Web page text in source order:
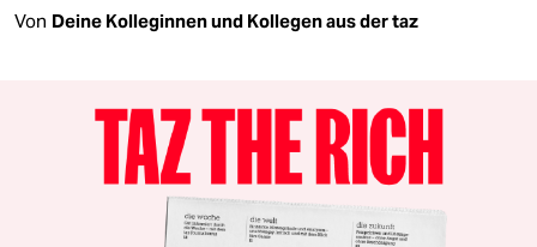
Von Deine Kolleginnen und Kollegen aus der taz